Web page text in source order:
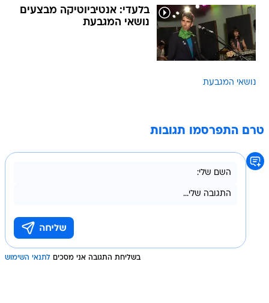
בלעדי: אנטיביוטיקה מבצעים
נושאי המגבעת
נושאי המגבעת
טרם התפרסמו תגובות
בשליחת התגובה אני מסכים לתנאי השימוש